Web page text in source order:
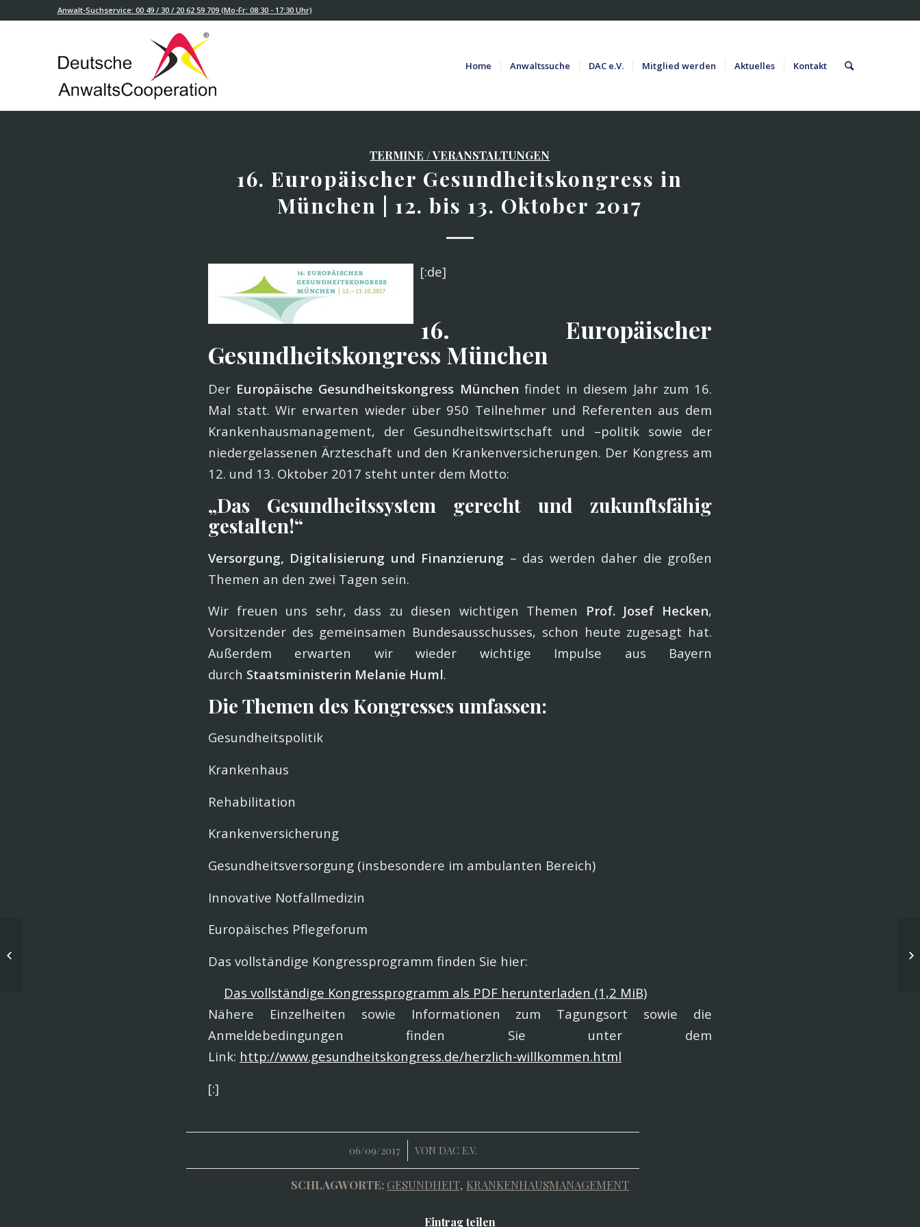
Anwalt-Suchservice: 00 49 / 30 / 20 62 59 709 (Mo-Fr: 08:30 - 17:30 Uhr)
Home Anwaltssuche DAC e.V. Mitglied werden Aktuelles Kontakt
TERMINE / VERANSTALTUNGEN
16. Europäischer Gesundheitskongress in
München | 12. bis 13. Oktober 2017
[:de]
16. Europäischer
Gesundheitskongress München
Der Europäische Gesundheitskongress München findet in diesem Jahr zum 16.
Mal statt. Wir erwarten wieder über 950 Teilnehmer und Referenten aus dem
Krankenhausmanagement, der Gesundheitswirtschaft und –politik sowie der
niedergelassenen Ärzteschaft und den Krankenversicherungen. Der Kongress am
12. und 13. Oktober 2017 steht unter dem Motto:
„Das Gesundheitssystem gerecht und zukunftsfähig
gestalten!“
Versorgung, Digitalisierung und Finanzierung – das werden daher die großen
Themen an den zwei Tagen sein.
Wir freuen uns sehr, dass zu diesen wichtigen Themen Prof. Josef Hecken,
Vorsitzender des gemeinsamen Bundesausschusses, schon heute zugesagt hat.
Außerdem erwarten wir wieder wichtige Impulse aus Bayern
durch Staatsministerin Melanie Huml.
Die Themen des Kongresses umfassen:
Gesundheitspolitik
Krankenhaus
Rehabilitation
Krankenversicherung
Gesundheitsversorgung (insbesondere im ambulanten Bereich)
Innovative Notfallmedizin
Europäisches Pflegeforum
Das vollständige Kongressprogramm finden Sie hier:
Das vollständige Kongressprogramm als PDF herunterladen (1,2 MiB)
Nähere Einzelheiten sowie Informationen zum Tagungsort sowie die
Anmeldebedingungen finden Sie unter dem
Link: http://www.gesundheitskongress.de/herzlich-willkommen.html
[:]
06/09/2017
/ VON DAC E.V.
SCHLAGWORTE: GESUNDHEIT, KRANKENHAUSMANAGEMENT
Eintrag teilen